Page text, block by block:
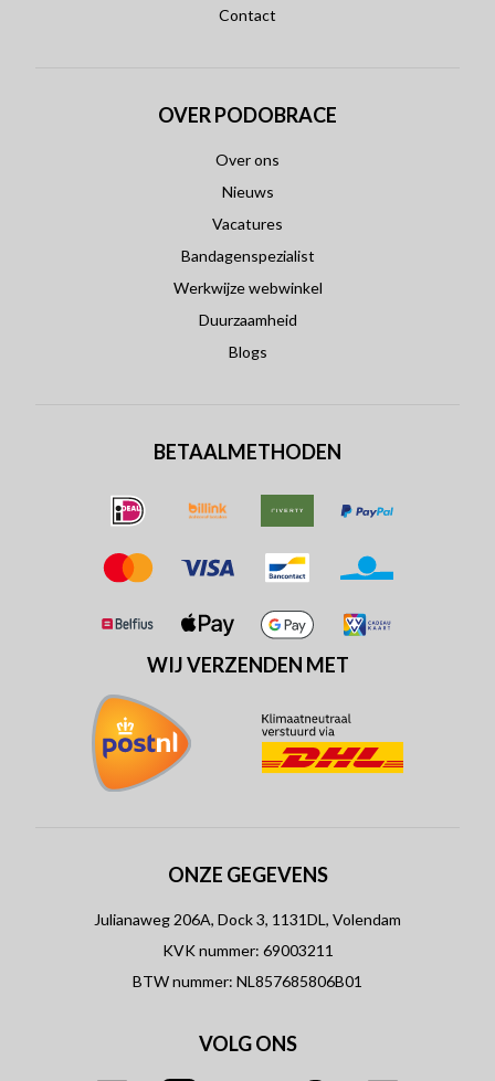
Contact
OVER PODOBRACE
Over ons
Nieuws
Vacatures
Bandagenspezialist
Werkwijze webwinkel
Duurzaamheid
Blogs
BETAALMETHODEN
WIJ VERZENDEN MET
ONZE GEGEVENS
Julianaweg 206A, Dock 3, 1131DL, Volendam
KVK nummer: 69003211
BTW nummer: NL857685806B01
VOLG ONS